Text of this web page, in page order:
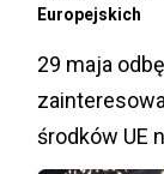
Europejskich
29 maja
środków UE